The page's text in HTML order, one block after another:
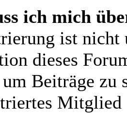
ich mich
ist
dieses
Beiträge
Mitglied